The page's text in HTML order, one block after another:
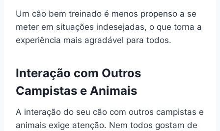
Um cão bem treinado é menos propenso a se
meter em situações indesejadas, o que torna a
experiência mais agradável para todos.
Interação com Outros
Campistas e Animais
A interação do seu cão com outros campistas e
animais exige atenção. Nem todos gostam de